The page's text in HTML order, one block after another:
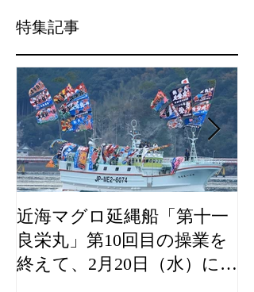
特集記事
近海マグロ延縄船「第十一
良栄丸」第10回目の操業を
終えて、2月20日（水）に水